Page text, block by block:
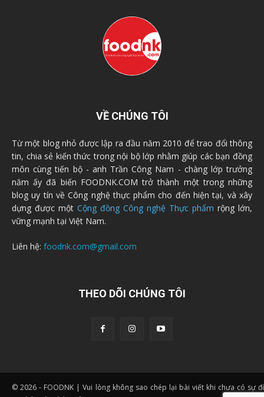
VỀ CHÚNG TÔI
Từ một blog nhỏ được lập ra đầu năm 2010 để trao đổi thông
tin, chia sẻ kiến thức trong nội bộ lớp nhằm giúp các bạn đồng
môn cùng tiến bộ - anh Trần Công Nam - chàng lớp trưởng
năm ấy đã biến FOODNK.COM trở thành một trong những
blog uy tín về Công nghệ thực phẩm cho đến hiện tại, và xây
dựng được một Cộng đồng Công nghệ Thực phẩm rộng lớn,
vững mạnh tại Việt Nam.
Liên hệ: foodnk.com@gmail.com
THEO DÕI CHÚNG TÔI
© 2026 - FOODNK | Vui lòng không sao chép lại bài viết khi chưa có sự